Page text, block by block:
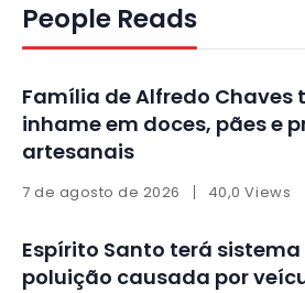
People Reads
Família de Alfredo Chaves
inhame em doces, pães e
artesanais
7 de agosto de 2026 40,0 Views
Espírito Santo terá
poluição causada por